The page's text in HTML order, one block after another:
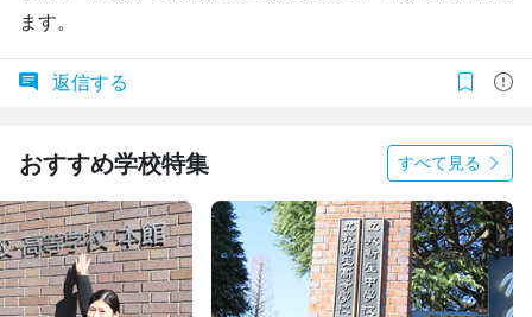
ます。
返信する
おすすめ学校特集 すべて見る